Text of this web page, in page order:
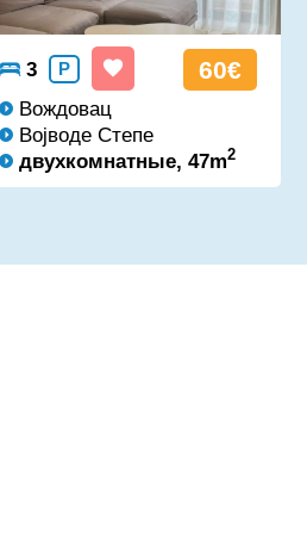
3 P 60€
Вождовац
Војводе Степе
двухкомнатные, 47m2